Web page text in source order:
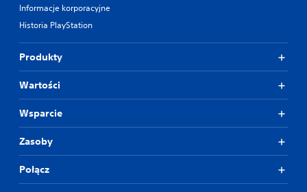
Informacje korporacyjne
Historia PlayStation
Produkty
Wartości
Wsparcie
Zasoby
Połącz